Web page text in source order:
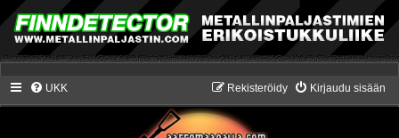
UKK Kirjaudu sisään
Rekisteröidy